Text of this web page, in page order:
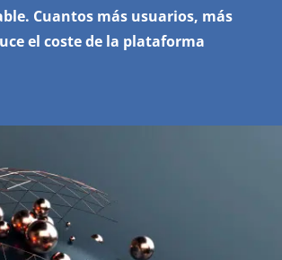
Cuantos más usuarios, más
el coste de la plataforma